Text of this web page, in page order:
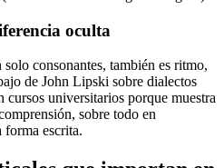
oculta
consonantes, también es ritmo,
de John Lipski sobre dialectos
cursos universitarios porque muestra
sobre todo en
forma escrita.